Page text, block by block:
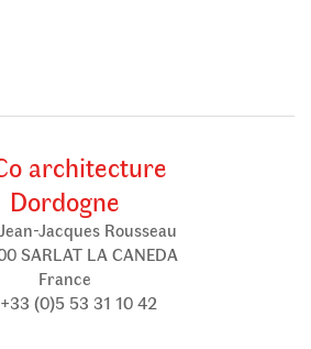
architecture
Dordogne
Jacques Rousseau
SARLAT LA CANEDA
France
(0)5 53 31 10 42